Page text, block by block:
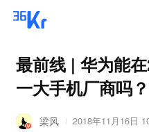
最前线 | 华为能
一大手机厂商吗？
梁风 2018年11月16日